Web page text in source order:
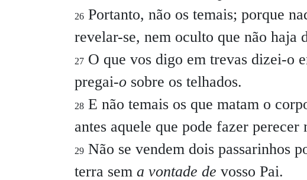
26 Portanto, não os temais; porque
revelar-se, nem oculto que não haja
27 O que vos digo em trevas dizei-o
pregai-o sobre os telhados.
28 E não temais os que matam o
antes aquele que pode fazer
29 Não se vendem dois passarinhos
terra sem a vontade de vosso Pai.